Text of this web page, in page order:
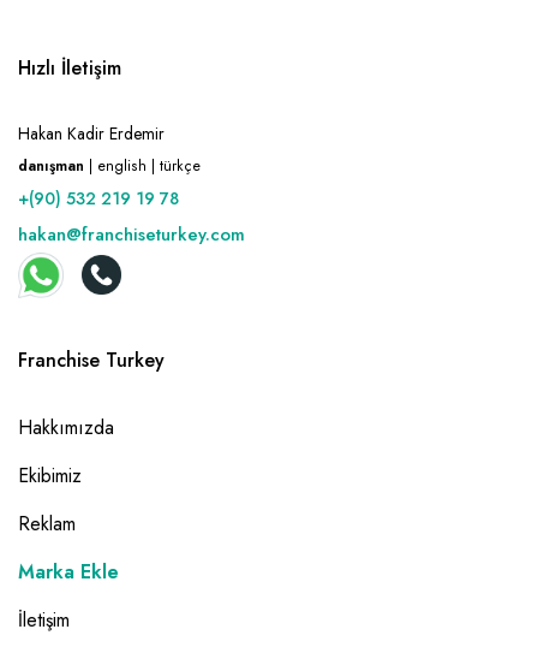
Hızlı İletişim
Hakan Kadir Erdemir
danışman | english | türkçe
+(90) 532 219 19 78
hakan@franchiseturkey.com
Franchise Turkey
Hakkımızda
Ekibimiz
Reklam
Marka Ekle
İletişim